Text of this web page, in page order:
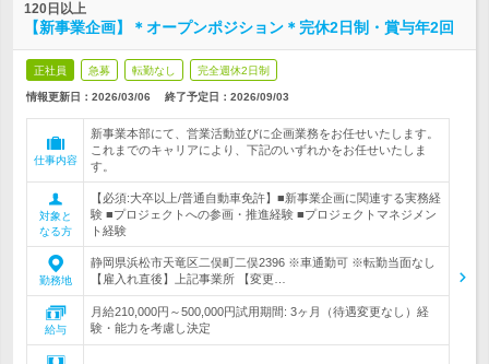
120日以上
【新事業企画】＊オープンポジション＊完休2日制・賞与年2回
正社員 急募 転勤なし 完全週休2日制
情報更新日：2026/03/06 終了予定日： 2026/09/03
仕事内容
新事業本部にて、営業活動並びに企画業務をお任せいたします。
これまでのキャリアにより、下記のいずれかをお任せいたしま
す。
対象と
なる方
【必須:大卒以上/普通自動車免許】■新事業企画に関連する実務経
験 ■プロジェクトへの参画・推進経験 ■プロジェクトマネジメン
ト経験
勤務地
静岡県浜松市天竜区二俣町二俣2396 ※車通勤可 ※転勤当面なし
【雇入れ直後】上記事業所 【変更…
給与
月給210,000円～500,000円試用期間: 3ヶ月（待遇変更なし）経
験・能力を考慮し決定